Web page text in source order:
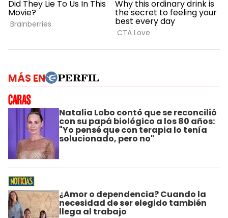
MÁS EN
Natalia Lobo contó que se reconcilió
con su papá biológico a los 80 años:
"Yo pensé que con terapia lo tenía
solucionado, pero no"
¿Amor o dependencia? Cuando la
necesidad de ser elegido también
llega al trabajo